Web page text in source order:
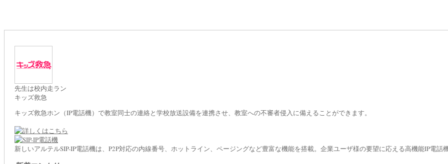
先生は校内走ラン
キッズ救急
キッズ救急ホン（IP電話機）で教室同士の連絡と学校放送設備を連携させ、教室への不審者侵入に備えることができます。
新しいアルテルSIP-IP電話機は、P2P対応の内線番号、ホットライン、ページングなど豊富な機能を搭載。企業ユーザ様の要望に応える高機能IP電話